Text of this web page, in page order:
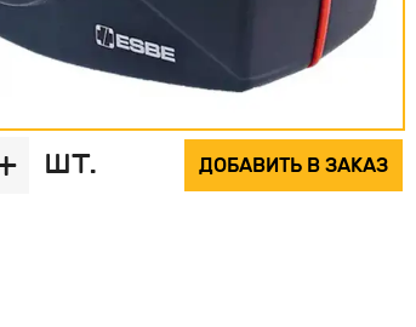
шт. ДОБАВИТЬ В ЗАКАЗ